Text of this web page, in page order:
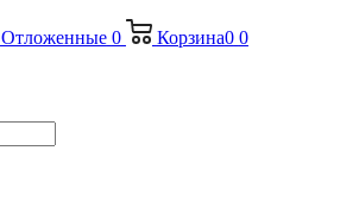
Отложенные 0 Корзина0 0